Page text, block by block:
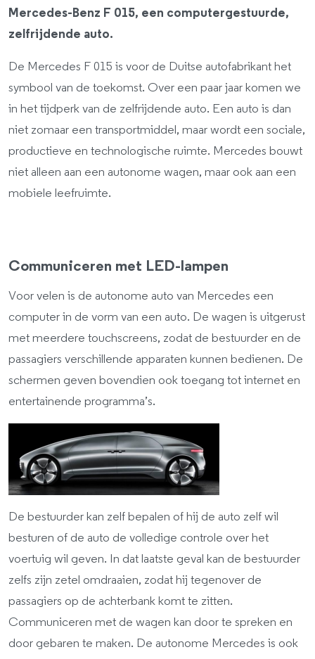
Mercedes-Benz F 015, een computergestuurde,
zelfrijdende auto.
De Mercedes F 015 is voor de Duitse autofabrikant het
symbool van de toekomst. Over een paar jaar komen we
in het tijdperk van de zelfrijdende auto. Een auto is dan
niet zomaar een transportmiddel, maar wordt een sociale,
productieve en technologische ruimte. Mercedes bouwt
niet alleen aan een autonome wagen, maar ook aan een
mobiele leefruimte.
Communiceren met LED-lampen
Voor velen is de autonome auto van Mercedes een
computer in de vorm van een auto. De wagen is uitgerust
met meerdere touchscreens, zodat de bestuurder en de
passagiers verschillende apparaten kunnen bedienen. De
schermen geven bovendien ook toegang tot internet en
entertainende programma’s.
De bestuurder kan zelf bepalen of hij de auto zelf wil
besturen of de auto de volledige controle over het
voertuig wil geven. In dat laatste geval kan de bestuurder
zelfs zijn zetel omdraaien, zodat hij tegenover de
passagiers op de achterbank komt te zitten.
Communiceren met de wagen kan door te spreken en
door gebaren te maken. De autonome Mercedes is ook